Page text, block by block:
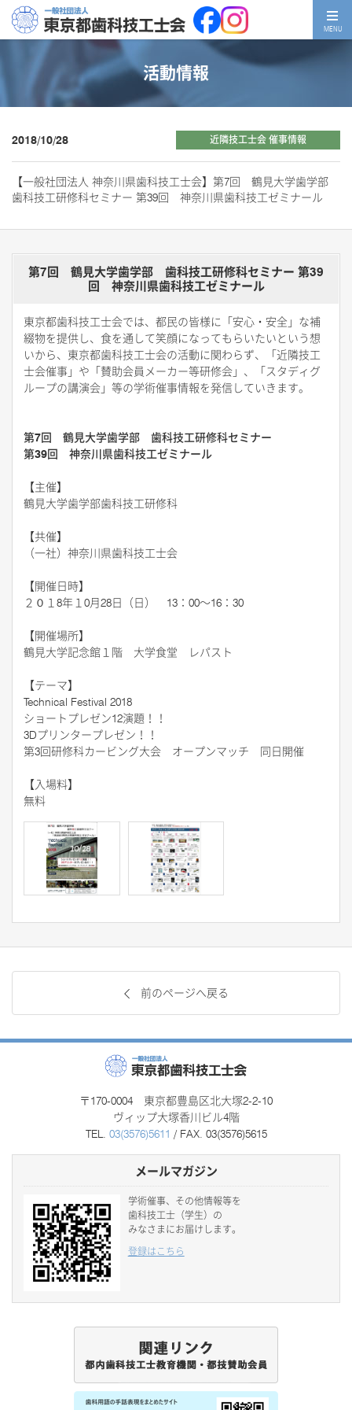
MENU
活動情報
2018/10/28 近隣技工士会 催事情報
【一般社団法人 神奈川県歯科技工士会】第7回 鶴見大学歯学部
歯科技工研修科セミナー 第39回 神奈川県歯科技工ゼミナール
第7回 鶴見大学歯学部 歯科技工研修科セミナー 第39
回 神奈川県歯科技工ゼミナール
東京都歯科技工士会では、都民の皆様に「安心・安全」な補
綴物を提供し、食を通して笑顔になってもらいたいという想
いから、東京都歯科技工士会の活動に関わらず、「近隣技工
士会催事」や「賛助会員メーカー等研修会」、「スタディグ
ループの講演会」等の学術催事情報を発信していきます。
第7回 鶴見大学歯学部 歯科技工研修科セミナー
第39回 神奈川県歯科技工ゼミナール
【主催】
鶴見大学歯学部歯科技工研修科
【共催】
（一社）神奈川県歯科技工士会
【開催日時】
２０１8年１0月28日（日） 13：00～16：30
【開催場所】
鶴見大学記念館１階 大学食堂 レパスト
【テーマ】
Technical Festival 2018
ショートプレゼン12演題！！
3Dプリンタープレゼン！！
第3回研修科カービング大会 オープンマッチ 同日開催
【入場料】
無料
前のページへ戻る
〒170-0004 東京都豊島区北大塚2-2-10
ヴィップ大塚香川ビル4階
TEL. 03(3576)5611 / FAX. 03(3576)5615
メールマガジン
学術催事、その他情報等を
歯科技工士（学生）の
みなさまにお届けします。
登録はこちら